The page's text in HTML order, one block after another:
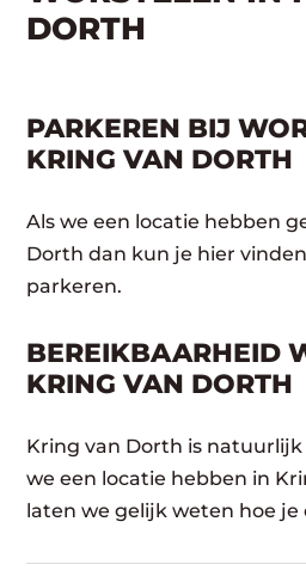
DORTH
PARKEREN BIJ
KRING VAN DORTH
Als we een locatie hebben
Dorth dan kun je hier
parkeren.
BEREIKBAARHEID
KRING VAN DORTH
Kring van Dorth is
we een locatie hebben in
laten we gelijk weten hoe